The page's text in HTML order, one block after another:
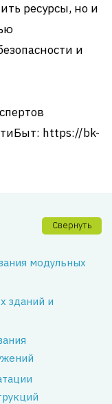
ресурсы, но и
и
https://bk-
Свернуть
модульных
зданий и